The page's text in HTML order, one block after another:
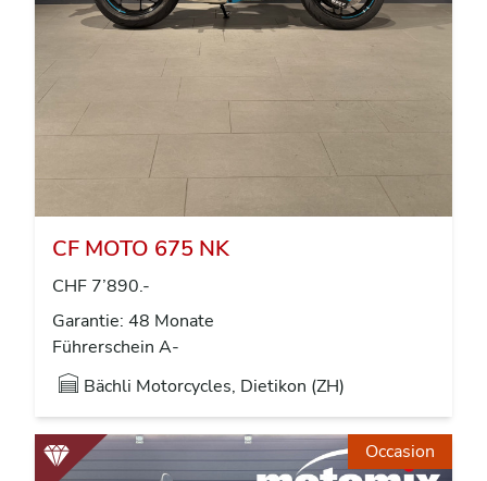
CF MOTO 675 NK
CHF 7’890.-
Garantie: 48 Monate
Führerschein A-
Bächli Motorcycles, Dietikon (ZH)
Occasion